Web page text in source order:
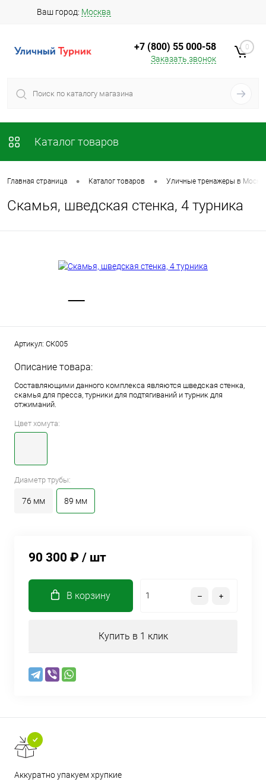
Ваш город: Москва
+7 (800) 55 000-58
Заказать звонок
0
Каталог товаров
Главная страница • Каталог товаров • Уличные тренажеры в
Скамья, шведская стенка, 4 турника
Артикул: СК005
Описание товара:
Составляющими данного комплекса являются шведская стенка,
скамья для пресса, турники для подтягиваний и турник для
отжиманий.
Цвет хомута:
Диаметр трубы:
76 мм 89 мм
90 300 ₽ / шт
В корзину
Купить в 1 клик
Аккуратно упакуем хрупкие